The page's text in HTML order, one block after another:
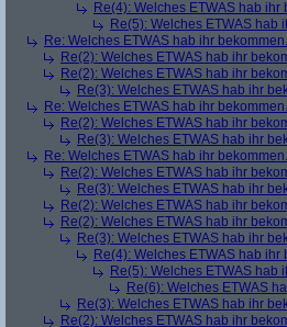
Re(4): Welches ETWAS hab ihr
Re(5): Welches ETWAS hab
Re: Welches ETWAS hab ihr
Re(2): Welches ETWAS hab ihr
Re(2): Welches ETWAS hab ihr
Re(3): Welches ETWAS hab ihr
Re: Welches ETWAS hab ihr
Re(2): Welches ETWAS hab ihr
Re(3): Welches ETWAS hab ihr
Re: Welches ETWAS hab ihr
Re(2): Welches ETWAS hab ihr
Re(3): Welches ETWAS hab ihr
Re(2): Welches ETWAS hab ihr
Re(2): Welches ETWAS hab ihr
Re(3): Welches ETWAS hab ihr
Re(4): Welches ETWAS hab ihr
Re(5): Welches ETWAS hab
Re(6): Welches ETWAS
Re(3): Welches ETWAS hab ihr
Re(2): Welches ETWAS hab ihr